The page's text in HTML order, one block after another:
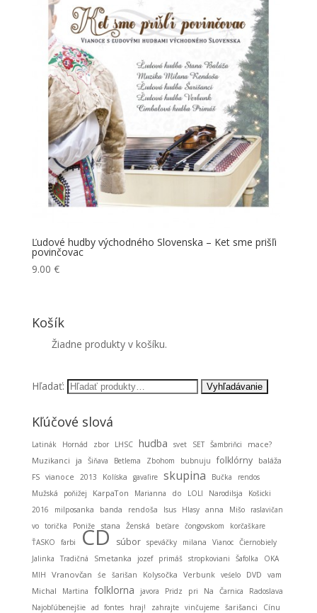
Ľudové hudby východného Slovenska – Ket sme prišľi
povinčovac
9.00 €
Košík
Žiadne produkty v košíku.
Hľadať:
Kľúčové slová
Latinák Hornád zbor LHSC hudba svet SET Šambriňci mace?
Muzikanci ja Šiňava Betlema Zbohom bubnuju folklórny baláža
FS vianoce 2013 Kolíska gavaľire skupina Bučka
rendos
Mužská
poňižej KarpaTon Marianna do LOLI Narodilsja
Košicki
2016
milposanka banda rendoša Isus Hlasy anna Mišo
raslavičan
vo torička Poniže stana Ženská beťare čongovskom
korčaškare
ŤASKO
farbi CD súbor speváčky milana Vianoc Čiernobiely
Jalinka
Tradičná Smetanka jozef primáš stropkoviani Šafolka
OKA
MIH
Vranovčan śe šarišan Kolysočka Verbunk veśelo DVD vam
Michal Martina folklorna javora Pridz pri Na Čarnica
Radoslava
Najobľúbenejšie ad fontes hraj! zahrajte vinčujeme šarišanci
Cínu